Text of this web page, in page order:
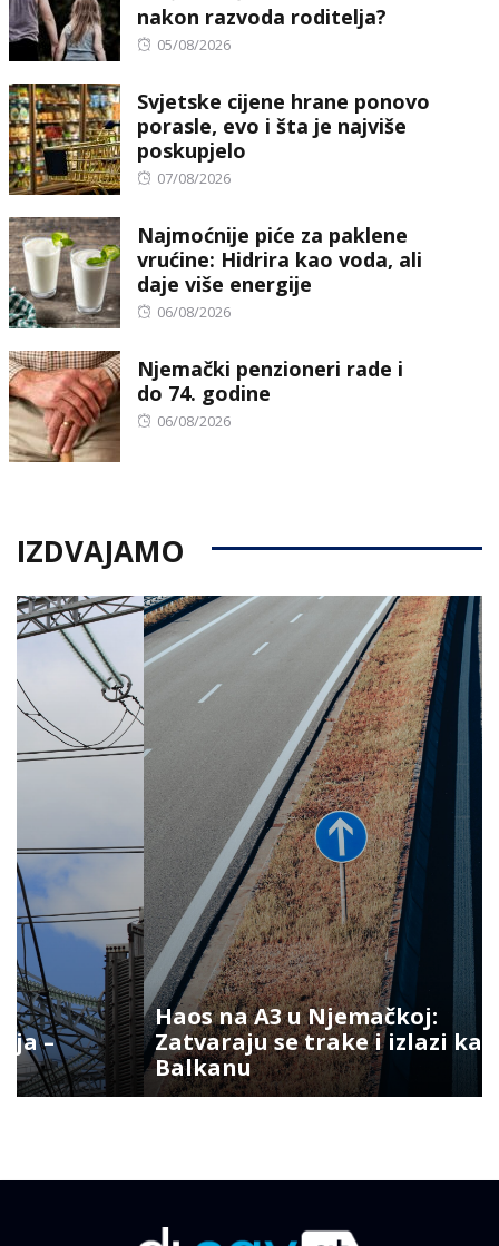
nakon razvoda roditelja?
Posted
05/08/2026
Svjetske cijene hrane ponovo
porasle, evo i šta je najviše
poskupjelo
Posted
07/08/2026
Najmoćnije piće za paklene
vrućine: Hidrira kao voda, ali
daje više energije
Posted
06/08/2026
Njemački penzioneri rade i
do 74. godine
Posted
06/08/2026
IZDVAJAMO
Haos na A3 u Njemačkoj:
Zatvaraju se trake i izlazi ka
Balkanu